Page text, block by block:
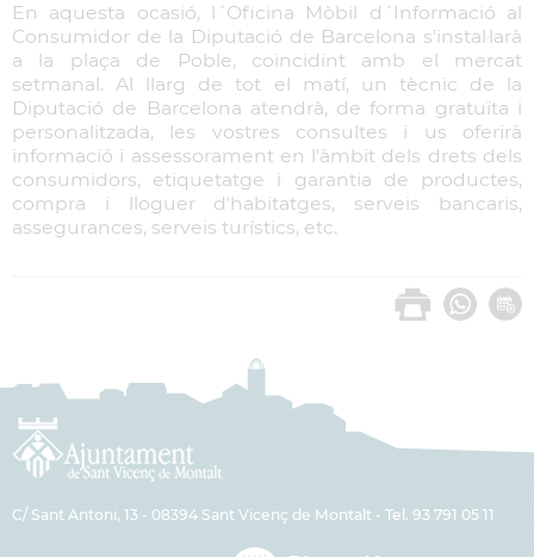
En aquesta ocasió, l´Oficina Mòbil d´Informació al
Consumidor de la Diputació de Barcelona s'instal·larà
a la plaça de Poble, coincidint amb el mercat
setmanal. Al llarg de tot el matí, un tècnic de la
Diputació de Barcelona atendrà, de forma gratuïta i
personalitzada, les vostres consultes i us oferirà
informació i assessorament en l'àmbit dels drets dels
consumidors, etiquetatge i garantia de productes,
compra i lloguer d'habitatges, serveis bancaris,
assegurances, serveis turístics, etc.
C/ Sant Antoni, 13 - 08394 Sant Vicenç de Montalt - Tel. 93 791 05 11